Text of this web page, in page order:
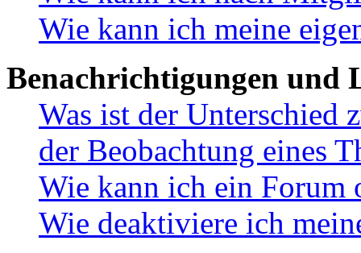
Wie kann ich meine
Benachrichtigungen und
Was ist der Unterschied
der Beobachtung eines
Wie kann ich ein Forum
Wie deaktiviere ich